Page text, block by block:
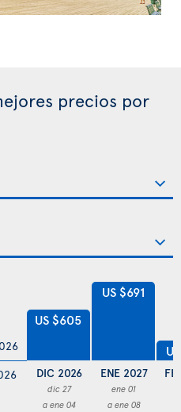
precios por
US $605
DIC 2026
dic 27
a ene 04
US $691
ENE 2027
ene 01
a ene 08